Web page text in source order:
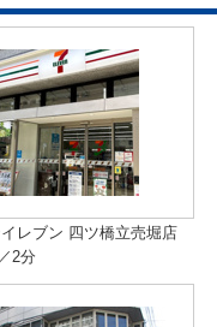
レブン 四ツ橋立売堀店
2分